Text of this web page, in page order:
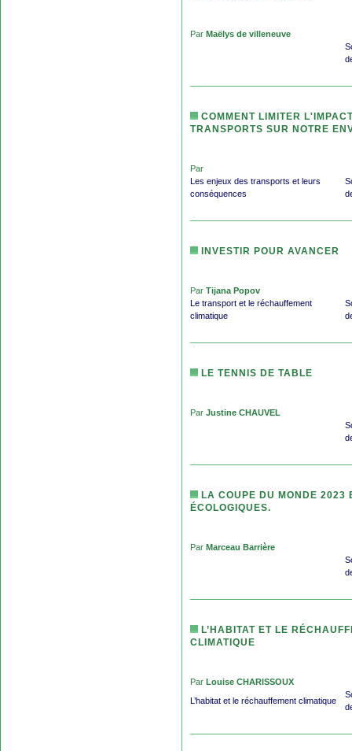
Par Maëlys de villeneuve
COMMENT LIMITER
TRANSPORTS SUR NOTRE
Par
Les enjeux des transports et leurs
conséquences
INVESTIR POUR AVANCER
Par Tijana Popov
Le transport et le réchauffement
climatique
LE TENNIS DE TABLE
Par Justine CHAUVEL
LA COUPE DU MONDE 2023
ÉCOLOGIQUES.
Par Marceau Barrière
L’HABITAT ET LE
CLIMATIQUE
Par Louise CHARISSOUX
L’habitat et le réchauffement climatique